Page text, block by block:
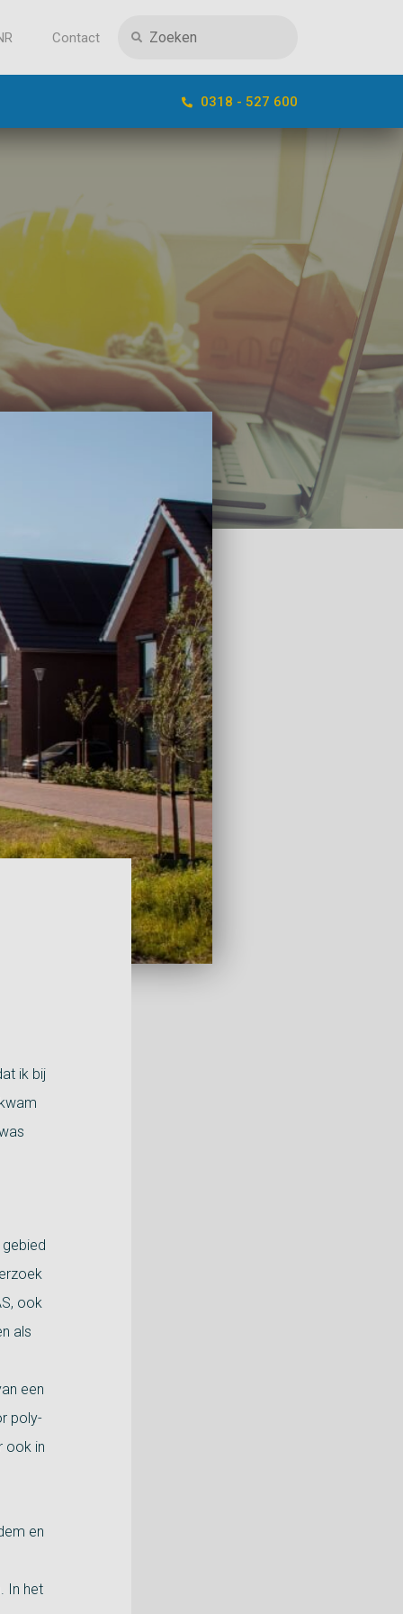
Contact
0318 - 527 600
ik bij
ook
als
een
poly-
ook in
en
In het